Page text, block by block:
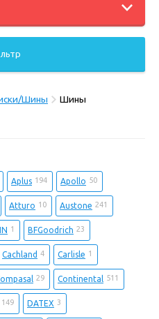
Шины Шины
Aplus 194 Apollo 50
Atturo 10 Austone 241
1 BFGoodrich 23
Cachland 4 Carlisle 1
29 Continental 511
149 DATEX 3